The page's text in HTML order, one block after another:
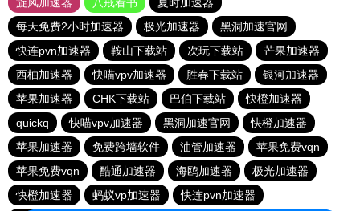
旋风加速器
八戒看书
夏时加速器
每天免费2小时加速器
极光加速器
黑洞加速官网
快连pvn加速器
鞍山下载站 次玩下载站
芒果加速器
西柚加速器
快喵vpv加速器 胜春下载站
银河加速器
苹果加速器
CHK下载站 巴伯下载站
快橙加速器
quickq
快喵vpv加速器 黑洞加速官网
快橙加速器
苹果加速器
免费跨墙软件 油管加速器
苹果免费vqn
苹果免费vqn
酷通加速器 海鸥加速器
极光加速器
快橙加速器
蚂蚁vp加速器 快连pvn加速器